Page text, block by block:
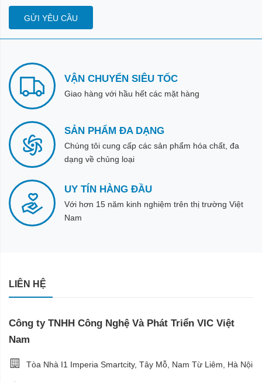
GỬI YÊU CẦU
VẬN CHUYỂN SIÊU TỐC
Giao hàng với hầu hết các mặt hàng
SẢN PHẨM ĐA DẠNG
Chúng tôi cung cấp các sản phẩm hóa chất, đa
dạng về chủng loại
UY TÍN HÀNG ĐẦU
Với hơn 15 năm kinh nghiệm trên thị trường Việt
Nam
LIÊN HỆ
Công ty TNHH Công Nghệ Và Phát Triển VIC Việt
Nam
Tòa Nhà I1 Imperia Smartcity, Tây Mỗ, Nam Từ Liêm, Hà Nội